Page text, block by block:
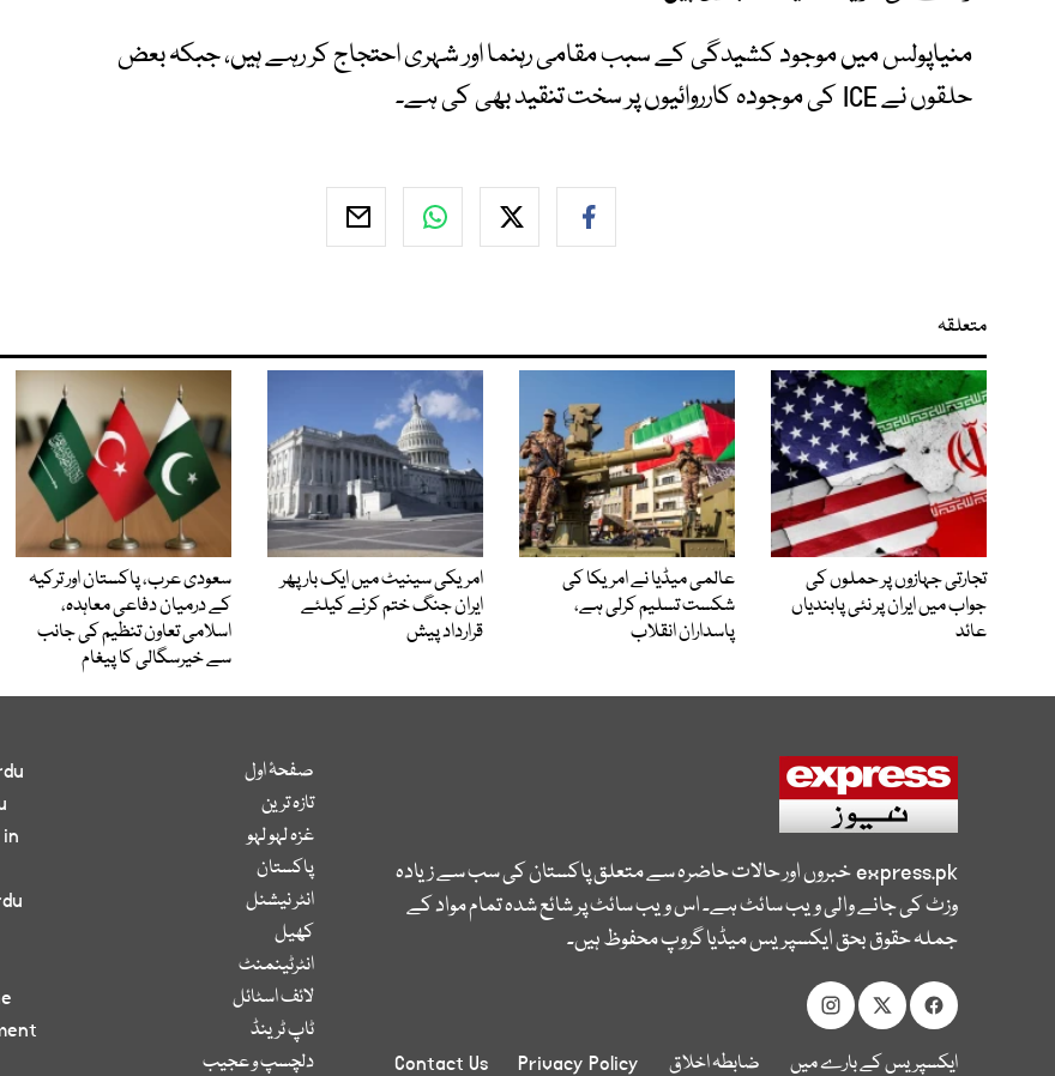
منیاپولس میں موجود کشیدگی کے سبب مقامی رہنما اور شہری احتجاج کر رہے ہیں، جبکہ بعض
حلقوں نے ICE کی موجودہ کارروائیوں پر سخت تنقید بھی کی ہے۔
متعلقہ
تجارتی جہازوں پر حملوں کی
جواب میں ایران پر نئی پابندیاں
عائد
عالمی میڈیا نے امریکا کی
شکست تسلیم کرلی ہے،
پاسداران انقلاب
امریکی سینیٹ میں ایک بار پھر
ایران جنگ ختم کرنے کیلئے
قرارداد پیش
سعودی عرب، پاکستان اور ترکیہ
کے درمیان دفاعی معاہدہ،
اسلامی تعاون تنظیم کی جانب
سے خیرسگالی کا پیغام
express.pkخبروں اور حالات حاضرہ سے متعلق پاکستان کی سب سے زیادہ
وزٹ کی جانے والی ویب سائٹ ہے۔ اس ویب سائٹ پر شائع شدہ تمام مواد کے
جملہ حقوق بحق ایکسپریس میڈیا گروپ محفوظ ہیں۔
ایکسپریس کے بارے میں ضابطہ اخلاق Privacy Policy
Contact Us
صفحۂ اول
تازہ ترین
غزہ لہو لہو
پاکستان
انٹر نیشنل
کھیل
انٹرٹینمنٹ
لائف اسٹائل
ٹاپ ٹرینڈ
دلچسپ و عجیب